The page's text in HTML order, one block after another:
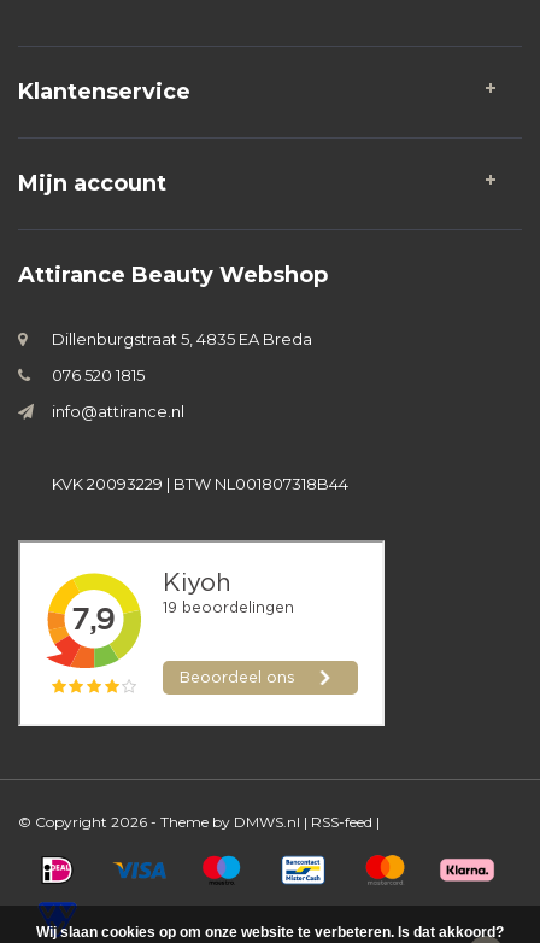
Klantenservice
Mijn account
Attirance Beauty Webshop
Dillenburgstraat 5, 4835 EA Breda
076 520 1815
info@attirance.nl
KVK 20093229 | BTW NL001807318B44
© Copyright 2026 - Theme by DMWS.nl | RSS-feed |
Wij slaan cookies op om onze website te verbeteren. Is dat akkoord?